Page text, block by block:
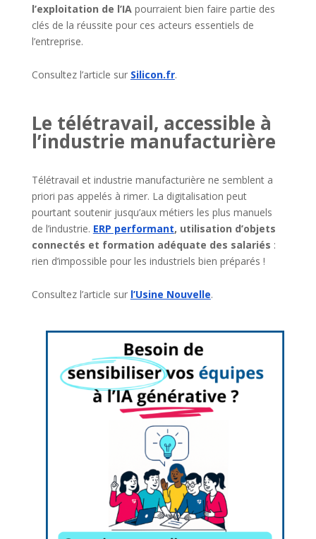
l’exploitation de l’IA pourraient bien faire partie des
clés de la réussite pour ces acteurs essentiels de
l’entreprise.
Consultez l’article sur Silicon.fr.
Le télétravail, accessible à
l’industrie manufacturière
Télétravail et industrie manufacturière ne semblent a
priori pas appelés à rimer. La digitalisation peut
pourtant soutenir jusqu’aux métiers les plus manuels
de l’industrie. ERP performant, utilisation d’objets
connectés et formation adéquate des salariés :
rien d’impossible pour les industriels bien préparés !
Consultez l’article sur l’Usine Nouvelle.